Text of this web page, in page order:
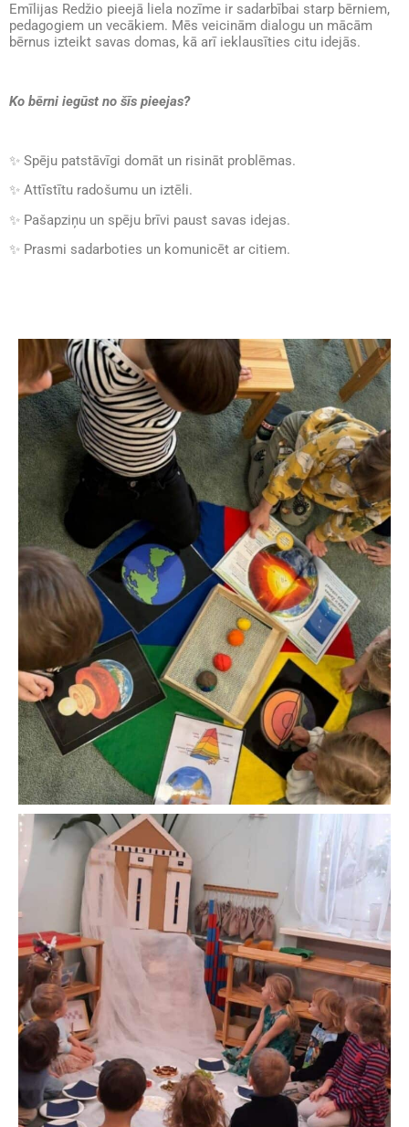
Emīlijas Redžio pieejā liela nozīme ir sadarbībai starp bērniem,
pedagogiem un vecākiem. Mēs veicinām dialogu un mācām
bērnus izteikt savas domas, kā arī ieklausīties citu idejās.
Ko bērni iegūst no šīs pieejas?
✨ Spēju patstāvīgi domāt un risināt problēmas.
✨ Attīstītu radošumu un iztēli.
✨ Pašapziņu un spēju brīvi paust savas idejas.
✨ Prasmi sadarboties un komunicēt ar citiem.